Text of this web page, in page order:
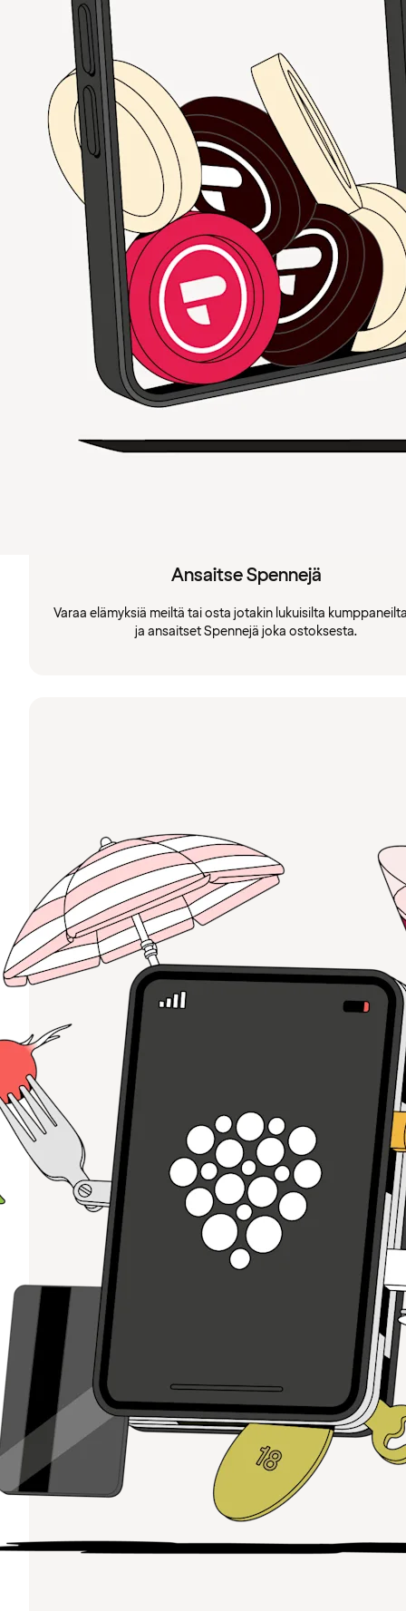
Ansaitse Spennejä
Varaa elämyksiä meiltä tai osta jotakin lukuisilta
ja ansaitset Spennejä joka ostoksesta.